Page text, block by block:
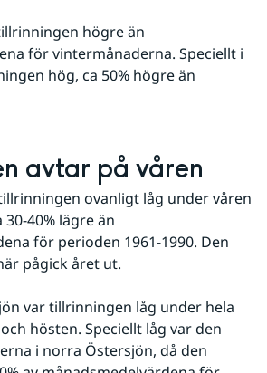
högre än
för vintermånaderna. Speciellt i
hög, ca 50% högre än
avtar på våren
ovanligt låg under våren
40% lägre än
för perioden 1961-1990. Den
pågick året ut.
var tillrinningen låg under hela
hösten. Speciellt låg var den
i norra Östersjön, då den